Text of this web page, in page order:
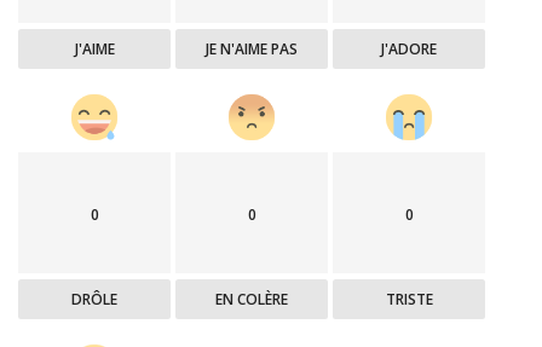
J'AIME JE N'AIME PAS J'ADORE
0
DRÔLE
0
EN COLÈRE
0
TRISTE